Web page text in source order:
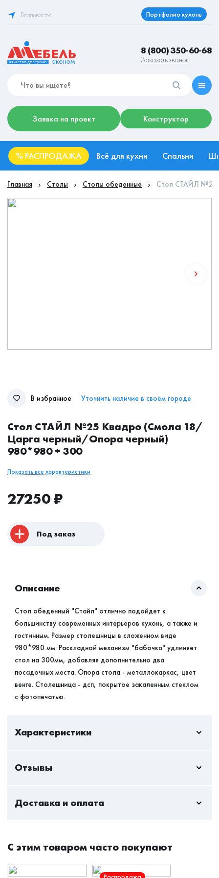
Владивосток Портфолио кухонь
8 (800) 350-60-68
Заказать звонок
Заявка на проект Конструктор
% РАСПРОДАЖА Всё для кухни Спальни
Главная Столы Столы обеденные Стол СТАЙЛ №25
В избранное Уточнить наличие в своём городе
Стол СТАЙЛ №25 Квадро (Смола 18/
Царга черный/Опора черный)
980*980 + 300
Показать все характеристики
27250₽
Под заказ
Описание
Стол обеденный "Стайл" отлично подойдет к
большинству современных интерьеров кухонь, а также и
гостинным. Размер столешницы в сложенном виде
980*980 мм. Раскладной механизм "бабочка" удлиняет
стол на 300мм, добавляя дополнительно два
посадочных места. Опора стола - металлокаркас, цвет
венге. Столешница - дсп, покрытое закаленным стеклом
с фотопечатью.
Характеристики
Отзывы
Пока нет отзывов - вы можете стать первым
Только авторизованный пользователь может оставлять
Доставка и оплата
максимально безопасна как для клиентов, так и
С этим товаром часто покупают